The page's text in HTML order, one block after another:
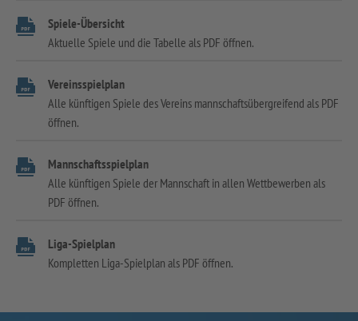
Spiele-Übersicht
Aktuelle Spiele und die Tabelle als PDF öffnen.
Vereinsspielplan
Alle künftigen Spiele des Vereins mannschaftsübergreifend als PDF
öffnen.
Mannschaftsspielplan
Alle künftigen Spiele der Mannschaft in allen Wettbewerben als
PDF öffnen.
Liga-Spielplan
Kompletten Liga-Spielplan als PDF öffnen.